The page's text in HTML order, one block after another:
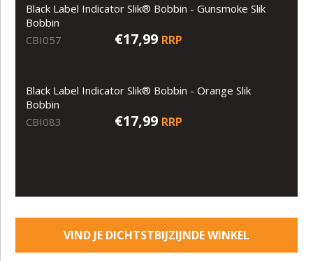
Black Label Indicator Slik® Bobbin - Gunsmoke Slik
Bobbin
CBI057
€17,99 RRP
Black Label Indicator Slik® Bobbin - Orange Slik
Bobbin
CBI083
€17,99 RRP
VIND JE DICHTSTBIJZIJNDE WINKEL